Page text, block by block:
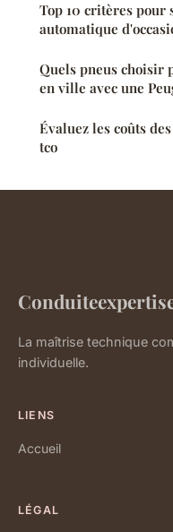
Top 10 critères pour
automatique
Quels pneus choisir
en ville avec une
Évaluez les coûts
tco
La maîtrise technique
individuelle.
LIENS
Accueil
LÉGAL